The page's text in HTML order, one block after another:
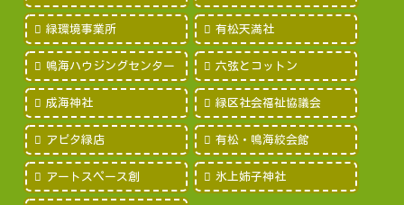
緑環境事業所 有松天満社
鳴海ハウジングセンター 六弦とコットン
成海神社 緑区社会福祉協議会
アピタ緑店 有松・鳴海絞会館
アートスペース創 氷上姉子神社